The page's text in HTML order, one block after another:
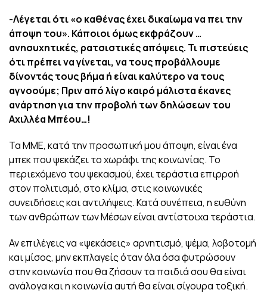
-Λέγεται ότι «ο καθένας έχει δικαίωμα να πει την
άποψη του». Κάποιοι όμως εκφράζουν …
ανησυχητικές, ρατσιστικές απόψεις. Τι πιστεύεις
ότι πρέπει να γίνεται, να τους προβάλλουμε
δίνοντάς τους βήμα ή είναι καλύτερο να τους
αγνοούμε; Πριν από λίγο καιρό μάλιστα έκανες
ανάρτηση για την προβολή των δηλώσεων του
Αχιλλέα Μπέου…!
Τα ΜΜΕ, κατά την προσωπική μου άποψη, είναι ένα
μπεκ που ψεκάζει το χωράφι της κοινωνίας. Το
περιεχόμενο του ψεκασμού, έχει τεράστια επιρροή
στον πολιτισμό, στο κλίμα, στις κοινωνικές
συνειδήσεις και αντιλήψεις. Κατά συνέπεια, η ευθύνη
των ανθρώπων των Μέσων είναι αντίστοιχα τεράστια.
Αν επιλέγεις να «ψεκάσεις» αρνητισμό, ψέμα, λοβοτομή
και μίσος, μην εκπλαγείς όταν όλα όσα φυτρώσουν
στην κοινωνία που θα ζήσουν τα παιδιά σου θα είναι
ανάλογα και η κοινωνία αυτή θα είναι σίγουρα τοξική.